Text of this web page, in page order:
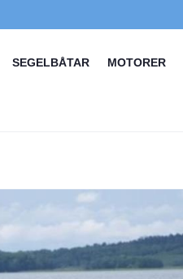
SEGELBÅTAR MOTORER